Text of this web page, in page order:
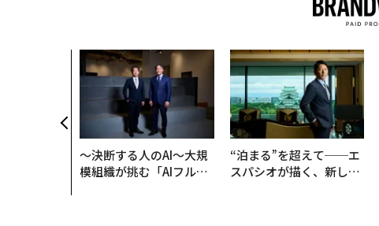
〜決断する人のAI〜大規
模組織が挑む「AIフル実
“泊まる”を超えて──エ
スパシオが描く、新しい